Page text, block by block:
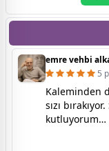
emre vehbi
5
Kaleminden
sızı
kutluyorum…